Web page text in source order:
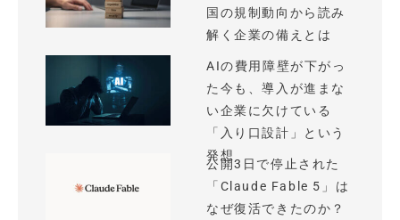
国の規制動向から読み
解く企業の備えとは
AIの費用障壁が下がっ
た今も、導入が進まな
い企業に欠けている
「入り口設計」という
発想
公開3日で停止された
「Claude Fable 5」は
なぜ復活できたのか？